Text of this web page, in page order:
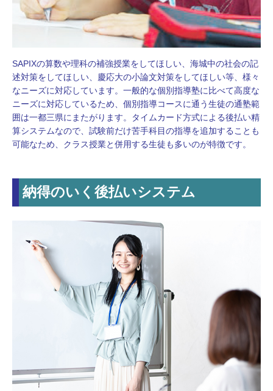
SAPIXの算数や理科の補強授業をしてほしい、海城中の社会の記
述対策をしてほしい、慶応大の小論文対策をしてほしい等、様々
なニーズに対応しています。一般的な個別指導塾に比べて高度な
ニーズに対応しているため、個別指導コースに通う生徒の通塾範
囲は一都三県にまたがります。タイムカード方式による後払い精
算システムなので、試験前だけ苦手科目の指導を追加することも
可能なため、クラス授業と併用する生徒も多いのが特徴です。
納得のいく後払いシステム